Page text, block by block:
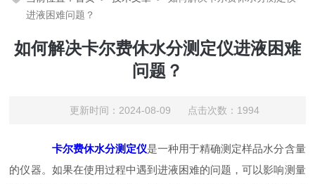
进液困难问题？
如何解决卡尔费休水分测定仪进液困难
问题？
更新时间：2024-08-09 点击次数：1994
卡尔费休水分测定仪是一种用于精确测定样品水分含量
的仪器。如果在使用过程中遇到进液困难的问题，可以影响测量